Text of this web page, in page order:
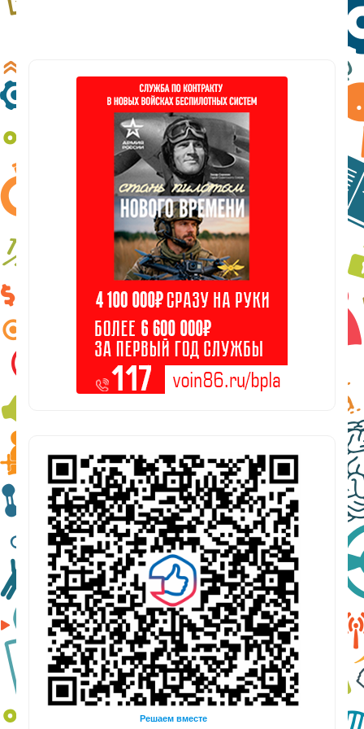
Решаем вместе